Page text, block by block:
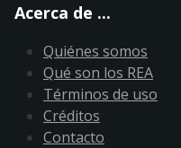
Acerca de ...
Quiénes somos
Qué son los REA
Términos de uso
Créditos
Contacto